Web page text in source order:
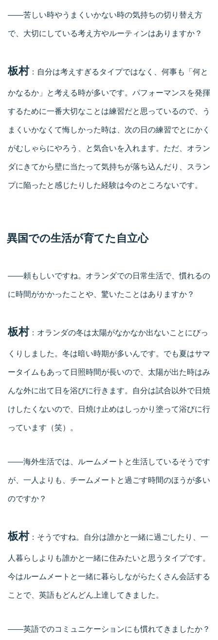
――苦しい時やうまくいかない時の気持ちの切り替え方
で、大切にしている考え方やルーティンはありますか？
板村 ：自分は考えすぎるタイプではなく、何事も「何と
かなるか」と考える時が多いです。パフォーマンスを発揮
するために一番大切なことは練習だと思っているので、う
まくいかなくて悔しかった時は、次の日の練習でとにかく
がむしゃらにやろう、と気合いを入れます。ただ、オラン
ダにきてから壁に当たって気持ちが落ち込んだり、スラン
プに陥ったと感じたりした経験は今のところないです。
異国での生活が育てた自立心
――頼もしいですね。オランダでの日常生活で、慣れるの
に時間がかかったことや、驚いたことはありますか？
板村 ：オランダの冬は太陽がなかなか出ないことにびっ
くりしました。冬は暗い時期が多いんです。でも夏はサマ
ータイムもあって日照時間が長いので、太陽が出た時はみ
んな外に出て日を浴びに行きます。自分は試合以外で日焼
けしたくないので、日焼け止めはしっかり塗って浴びに行
っています（笑）。
――海外生活では、ルームメートと生活しているそうです
が、一人よりも、チームメートと過ごす時間のほうが多い
のですか？
板村 ：そうですね。自分は誰かと一緒に過ごしたり、一
人暮らしよりも誰かと一緒に住みたいと思うタイプです。
今はルームメートと一緒に暮らしながらたくさん会話する
ことで、英語もどんどん上達してきました。
――英語でのコミュニケーションにも慣れてきましたか？